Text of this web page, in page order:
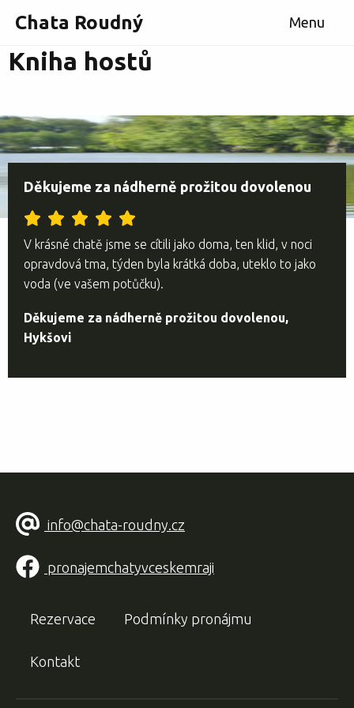
Chata Roudný Menu
Kniha hostů
Děkujeme za nádherně prožitou dovolenou
V krásné chatě jsme se cítili jako doma, ten klid, v noci
opravdová tma, týden byla krátká doba, uteklo to jako
voda (ve vašem potůčku).
Děkujeme za nádherně prožitou dovolenou,
Hykšovi
info@chata-roudny.cz
pronajemchatyvceskemraji
Rezervace Podmínky pronájmu
Kontakt